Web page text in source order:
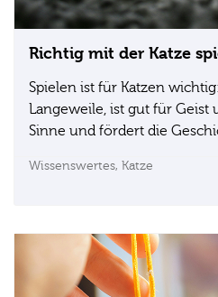
Richtig mit der Katze
Spielen ist für Katzen
Langeweile, ist gut für Geist
Sinne und fördert die
Wissenswertes, Katze